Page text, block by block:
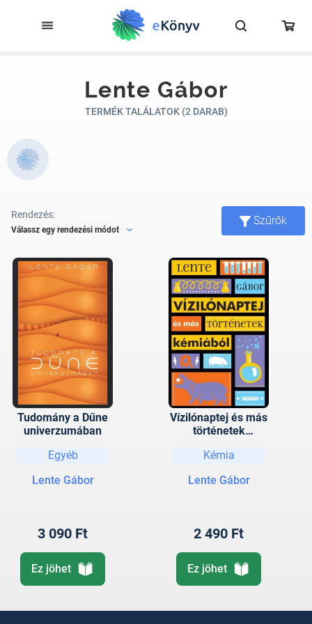
Lente Gábor
TERMÉK TALÁLATOK (2 DARAB)
Rendezés:
Válassz egy rendezési módot
Szűrők
Tudomány a Dűne
univerzumában
Egyéb
Lente Gábor
3 090 Ft
Ez jöhet
Vízilónaptej és más
történetek
Kémia
Lente Gábor
2 490 Ft
Ez jöhet